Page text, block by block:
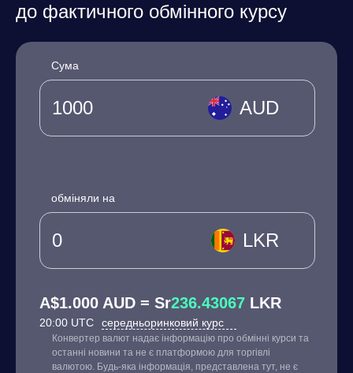
до фактичного обмінного курсу
Сума
AUD
обміняли на
LKR
A$1.000 AUD = Sr236.43067 LKR
20:00 UTC середньоринковий курс
Конвертер валют надає інформацію про обмінні курси та
останні новини та не є платформою для торгівлі
валютою. Будь-яка інформація, представлена тут, не є